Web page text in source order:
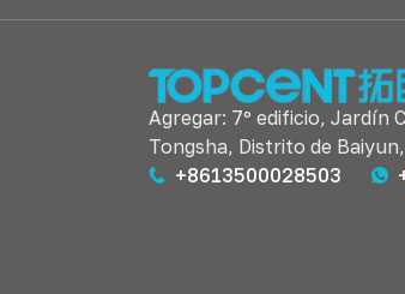
Agregar: 7º edificio, Jardín
Tongsha, Distrito de
+8613500028503